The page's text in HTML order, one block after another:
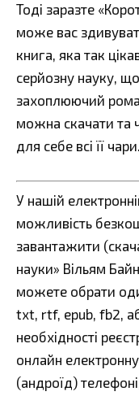
Тоді заразте
може вас
книга, яка так
серйозну науку,
захоплюючий
можна скачати та
для себе всі її чари.
У нашій
можливість
завантажити
науки» Вільям
можете обрати
txt, rtf, epub, fb2,
необхідності
онлайн
(андроїд)